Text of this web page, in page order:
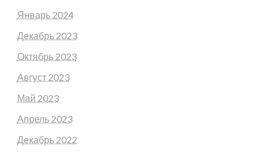
Январь 2024
Декабрь 2023
Октябрь 2023
Август 2023
Май 2023
Апрель 2023
Декабрь 2022